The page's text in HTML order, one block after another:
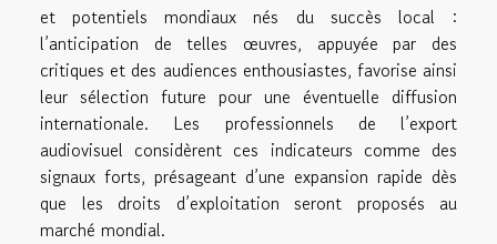
et potentiels mondiaux nés du succès local :
l’anticipation de telles œuvres, appuyée par des
critiques et des audiences enthousiastes, favorise ainsi
leur sélection future pour une éventuelle diffusion
internationale. Les professionnels de l’export
audiovisuel considèrent ces indicateurs comme des
signaux forts, présageant d’une expansion rapide dès
que les droits d’exploitation seront proposés au
marché mondial.